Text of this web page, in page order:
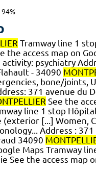
94%
Tramway line 1
the access map on
psychiatry
- 34090
bone/joints,
371 avenue du
See the
line 1 stop
(exterior [...] Women,
Address :
34090
Maps Tramway
See the access map